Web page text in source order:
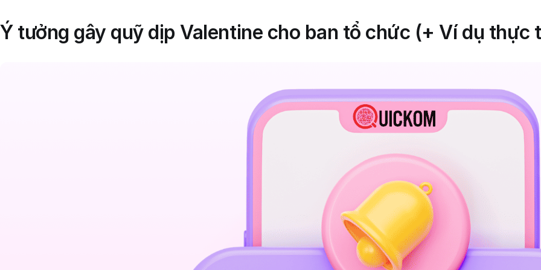
Ý tưởng gây quỹ dịp Valentine cho ban tổ chức (+ Ví dụ thực